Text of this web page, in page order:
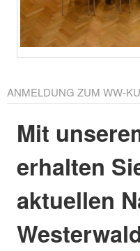
ANMELDUNG ZUM WW-
Mit
erhalten
aktuellen